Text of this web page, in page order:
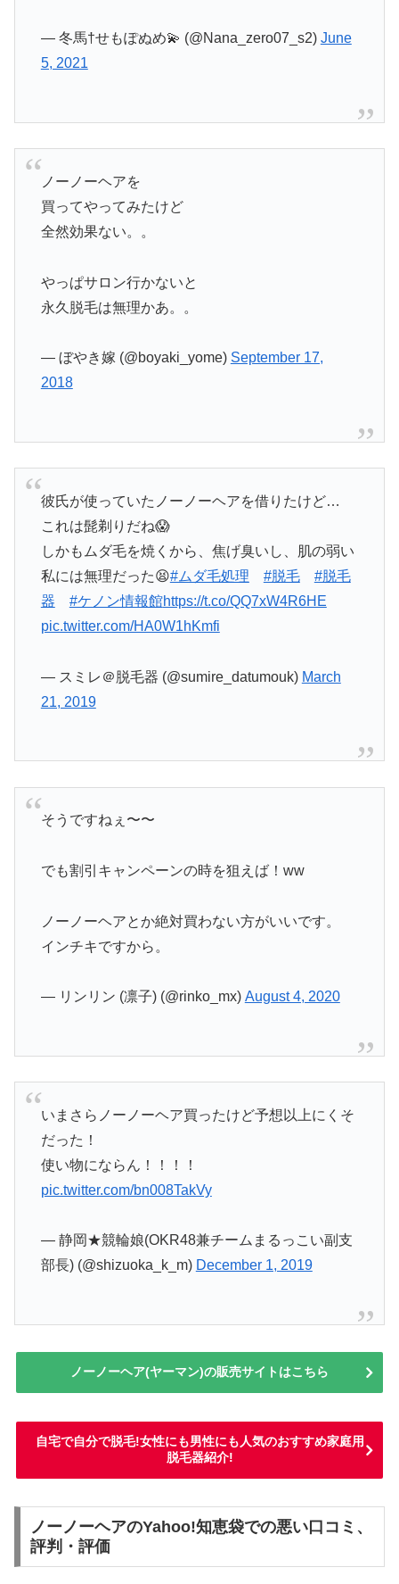
— 冬馬†せもぽぬめ💫 (@Nana_zero07_s2) June
5, 2021
ノーノーヘアを
買ってやってみたけど
全然効果ない。。
やっぱサロン行かないと
永久脱毛は無理かあ。。
— ぼやき嫁 (@boyaki_yome) September 17,
2018
彼氏が使っていたノーノーヘアを借りたけど…
これは髭剃りだね😱
しかもムダ毛を焼くから、焦げ臭いし、肌の弱い
私には無理だった😫#ムダ毛処理 #脱毛
#脱毛
器
#ケノン情報館https://t.co/QQ7xW4R6HE
pic.twitter.com/HA0W1hKmfi
— スミレ＠脱毛器 (@sumire_datumouk) March
21, 2019
そうですねぇ〜〜
でも割引キャンペーンの時を狙えば！ww
ノーノーヘアとか絶対買わない方がいいです。
インチキですから。
— リンリン (凛子) (@rinko_mx) August 4, 2020
いまさらノーノーヘア買ったけど予想以上にくそ
だった！
使い物にならん！！！！
pic.twitter.com/bn008TakVy
— 静岡★競輪娘(OKR48兼チームまるっこい副支
部長) (@shizuoka_k_m) December 1, 2019
ノーノーヘア(ヤーマン)の販売サイトはこちら
自宅で自分で脱毛!女性にも男性にも人気のおすすめ家庭用
脱毛器紹介!
ノーノーヘアのYahoo!知恵袋での悪い口コミ、
評判・評価